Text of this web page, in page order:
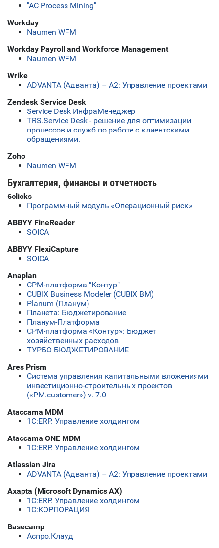
"АС Process Mining"
Workday
Naumen WFM
Workday Payroll and Workforce Management
Naumen WFM
Wrike
ADVANTA (Адванта) – А2: Управление проектами
Zendesk Service Desk
Service Desk ИнфраМенеджер
TRS.Service Desk - решение для оптимизации
процессов и служб по работе с клиентскими
обращениями.
Zoho
Naumen WFM
Бухгалтерия, финансы и отчетность
6clicks
Программный модуль «Операционный риск»
ABBYY FineReader
SOICA
ABBYY FlexiCapture
SOICA
Anaplan
CPM-платформа "Контур"
CUBIX Business Modeler (CUBIX BM)
Planum (Планум)
Планета: Бюджетирование
Планум-Платформа
СРМ-платформа «Контур»: Бюджет
хозяйственных расходов
ТУРБО БЮДЖЕТИРОВАНИЕ
Ares Prism
Система управления капитальными вложениями
инвестиционно-строительных проектов
(«PM.customer») v. 7.0
Ataccama MDM
1С:ERP. Управление холдингом
Ataccama ONE MDM
1С:ERP. Управление холдингом
Atlassian Jira
ADVANTA (Адванта) – А2: Управление проектами
Axapta (Microsoft Dynamics AX)
1С:ERP. Управление холдингом
1С:КОРПОРАЦИЯ
Basecamp
Аспро.Клауд